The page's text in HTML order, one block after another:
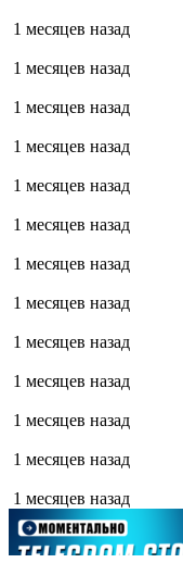
1 месяцев назад
1 месяцев назад
1 месяцев назад
1 месяцев назад
1 месяцев назад
1 месяцев назад
1 месяцев назад
1 месяцев назад
1 месяцев назад
1 месяцев назад
1 месяцев назад
1 месяцев назад
1 месяцев назад